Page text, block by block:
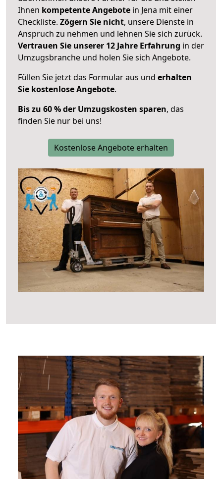
Ihnen kompetente Angebote in Jena mit einer
Checkliste. Zögern Sie nicht, unsere Dienste in
Anspruch zu nehmen und lehnen Sie sich zurück.
Vertrauen Sie unserer 12 Jahre Erfahrung in der
Umzugsbranche und holen Sie sich Angebote.
Füllen Sie jetzt das Formular aus und erhalten
Sie kostenlose Angebote.
Bis zu 60 % der Umzugskosten sparen, das
finden Sie nur bei uns!
Kostenlose Angebote erhalten